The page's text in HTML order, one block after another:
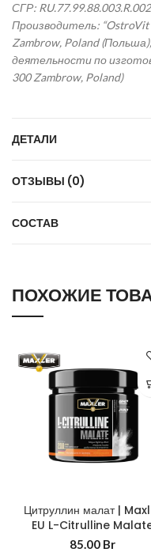
СГР:
Производитель: “OstroVit
Zambrow, Poland
деятельности по
300 Zambrow, Poland)
ДЕТАЛИ
ОТЗЫВЫ (0)
СОСТАВ
ПОХОЖИЕ
Цитруллин малат |
EU L-Citrulline
85.00 Br